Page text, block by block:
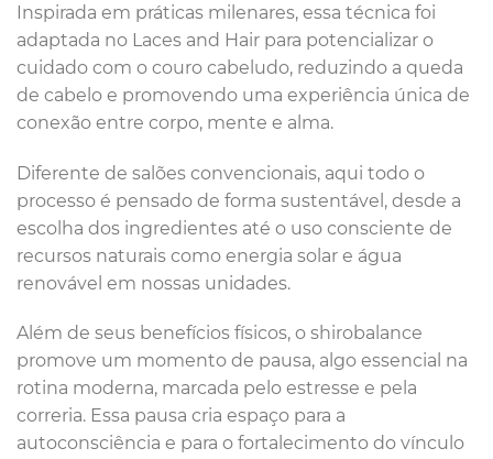
Inspirada em práticas milenares, essa técnica foi
adaptada no Laces and Hair para potencializar o
cuidado com o couro cabeludo, reduzindo a queda
de cabelo e promovendo uma experiência única de
conexão entre corpo, mente e alma.
Diferente de salões convencionais, aqui todo o
processo é pensado de forma sustentável, desde a
escolha dos ingredientes até o uso consciente de
recursos naturais como energia solar e água
renovável em nossas unidades.
Além de seus benefícios físicos, o shirobalance
promove um momento de pausa, algo essencial na
rotina moderna, marcada pelo estresse e pela
correria. Essa pausa cria espaço para a
autoconsciência e para o fortalecimento do vínculo